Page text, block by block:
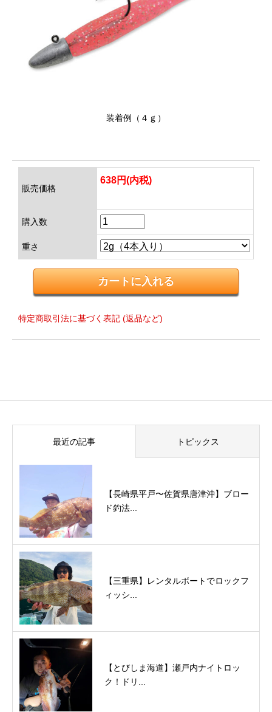
装着例（４ｇ）
販売価格
638円(内税)
購入数
重さ
特定商取引法に基づく表記 (返品など)
最近の記事 トピックス
【長崎県平戸〜佐賀県唐津沖】ブロー
ド釣法...
【三重県】レンタルボートでロックフ
ィッシ...
【とびしま海道】瀬戸内ナイトロッ
ク！ドリ...